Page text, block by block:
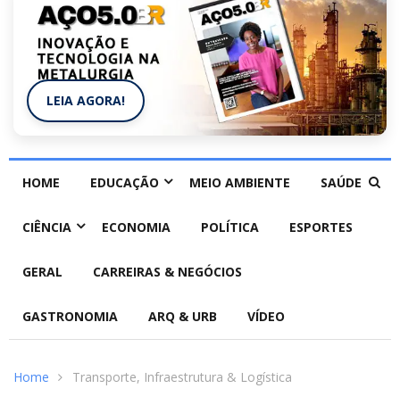
LEIA AGORA!
HOME EDUCAÇÃO MEIO AMBIENTE SAÚDE
CIÊNCIA ECONOMIA POLÍTICA ESPORTES
GERAL CARREIRAS & NEGÓCIOS
GASTRONOMIA ARQ & URB VÍDEO
Home Transporte, Infraestrutura & Logística